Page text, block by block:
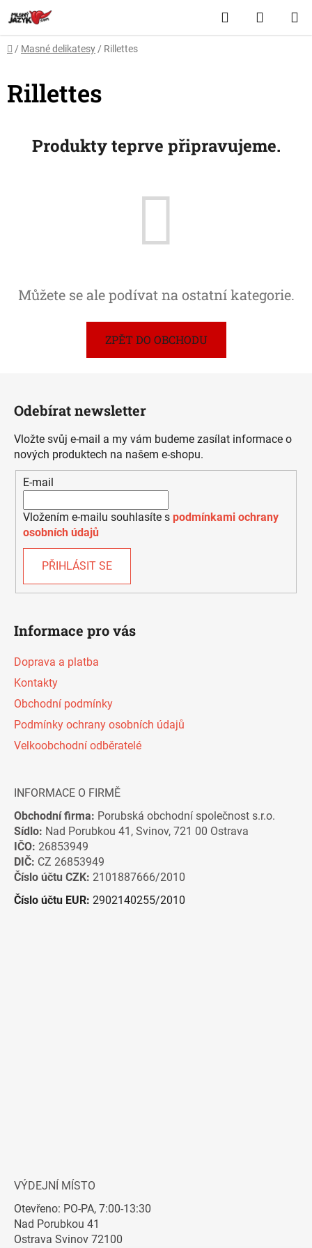
na
obsah
Hledat
KOŠÍK
Domů
/ Masné delikatesy / Rillettes
Rillettes
Produkty teprve připravujeme.
Můžete se ale podívat na ostatní kategorie.
ZPĚT DO OBCHODU
Odebírat newsletter
Vložte svůj e-mail a my vám budeme zasílat informace o
nových produktech na našem e-shopu.
E-mail
Vložením e-mailu souhlasíte s podmínkami ochrany
osobních údajů
PŘIHLÁSIT SE
Informace pro vás
Doprava a platba
Kontakty
Obchodní podmínky
Podmínky ochrany osobních údajů
Velkoobchodní odběratelé
INFORMACE O FIRMĚ
Obchodní firma: Porubská obchodní společnost s.r.o.
Sídlo: Nad Porubkou 41, Svinov, 721 00 Ostrava
IČO: 26853949
DIČ: CZ 26853949
Číslo účtu CZK: 2101887666/2010
Číslo účtu EUR: 2902140255/2010
VÝDEJNÍ MÍSTO
Otevřeno: PO-PA, 7:00-13:30
Nad Porubkou 41
Ostrava Svinov 72100